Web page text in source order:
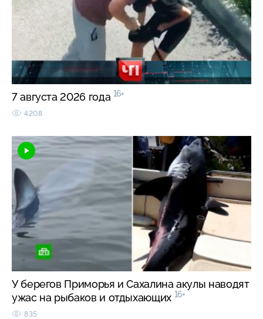
7 августа 2026 года 16+
4208
У берегов Приморья и Сахалина акулы наводят
ужас на рыбаков и отдыхающих 16+
835